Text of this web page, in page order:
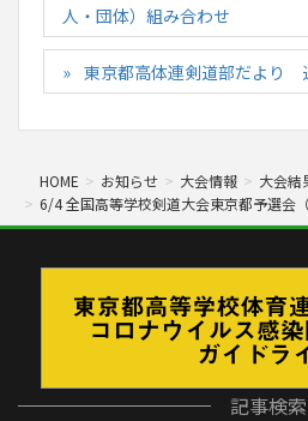
人・団体）組み合わせ
東京都高体連剣道部だより
HOME お知らせ 大会情報
大会結
6/4 全国高等学校剣道大会東京都予選会
記事検索